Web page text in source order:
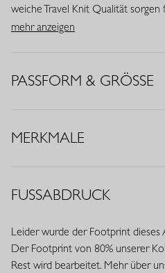
weiche Travel Knit Qualität sorgen
vielseitiges Modell, das sich
• Farbe: Kastanienbraun
• Ideales Basic
mehr anzeigen
PASSFORM & GRÖSSE
MERKMALE
FUSSABDRUCK
Leider wurde der Footprint
Der Footprint von 80% unserer
Rest wird bearbeitet. Mehr über